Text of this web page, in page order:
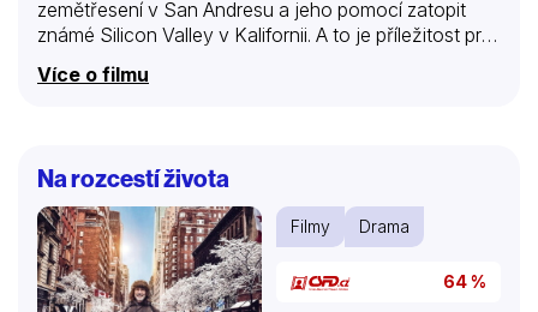
zemětřesení v San Andresu a jeho pomocí zatopit
známé Silicon Valley v Kalifornii. A to je příležitost pro
především chránit svůj vlastní život. Zorin totiž na něj
dokázal postavě dát nutný nadhled a ironický odstup.
Více o filmu
Na rozcestí života
Filmy Drama
64 %